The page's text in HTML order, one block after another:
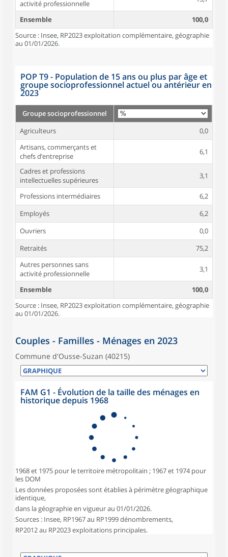
activité professionnelle
Ensemble
100,0
Source : Insee, RP2023 exploitation complémentaire, géographie
au 01/01/2026.
POP T9 - Population de 15 ans ou plus par âge et
groupe socioprofessionnel actuel ou antérieur en
2023
Groupe socioprofessionnel
Agriculteurs
0,0
Artisans, commerçants et
chefs d’entreprise
6,1
Cadres et professions
intellectuelles supérieures
3,1
Professions intermédiaires
6,2
Employés
6,2
Ouvriers
0,0
Retraités
75,2
Autres personnes sans
activité professionnelle
3,1
Ensemble
100,0
Source : Insee, RP2023 exploitation complémentaire, géographie
au 01/01/2026.
Couples - Familles - Ménages en 2023
Commune d'Ousse-Suzan (40215)
FAM G1 - Évolution de la taille des ménages en
historique depuis 1968
1968 et 1975 pour le territoire métropolitain ; 1967 et 1974 pour
les DOM
Les données proposées sont établies à périmètre géographique
identique,
dans la géographie en vigueur au 01/01/2026.
Sources : Insee, RP1967 au RP1999 dénombrements,
RP2012 au RP2023 exploitations principales.